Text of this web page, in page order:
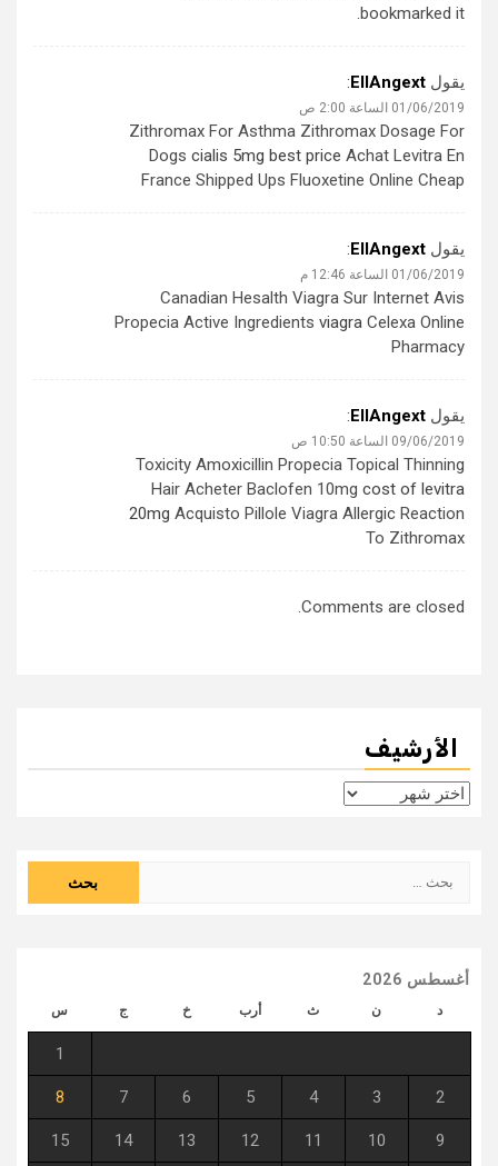
bookmarked it.
يقول EllAngext
:
01/06/2019 الساعة 2:00 ص
Zithromax For Asthma Zithromax Dosage For
Dogs cialis 5mg best price Achat Levitra En
France Shipped Ups Fluoxetine Online Cheap
يقول EllAngext
:
01/06/2019 الساعة 12:46 م
Canadian Hesalth Viagra Sur Internet Avis
Propecia Active Ingredients viagra Celexa Online
Pharmacy
يقول EllAngext
:
09/06/2019 الساعة 10:50 ص
Toxicity Amoxicillin Propecia Topical Thinning
Hair Acheter Baclofen 10mg cost of levitra
20mg Acquisto Pillole Viagra Allergic Reaction
To Zithromax
Comments are closed.
الأرشيف
الأرشيف
أغسطس 2026
د ن ث أرب خ ج س
1
2
3
4
5
6
7
8
9
10
11
12
13
14
15